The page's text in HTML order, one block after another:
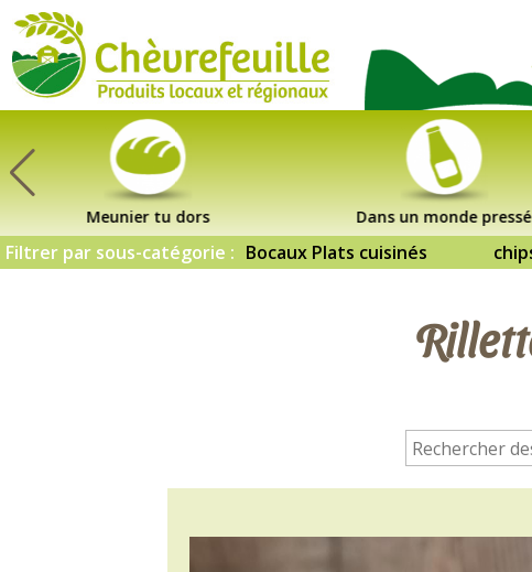
Meunier tu dors Dans un monde pressé
Filtrer par sous-catégorie : Bocaux Plats cuisinés